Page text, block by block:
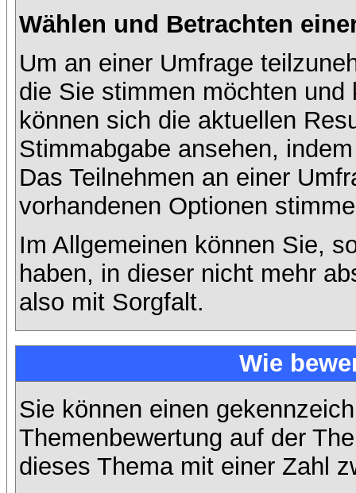
Wählen und Betrachten
Um an einer Umfrage
die Sie stimmen möchten
können sich die aktuellen
Stimmabgabe ansehen,
Das Teilnehmen an einer
vorhandenen Optionen
Im Allgemeinen können Sie,
haben, in dieser nicht mehr
also mit Sorgfalt.
Wie
Sie können einen
Themenbewertung auf der
dieses Thema mit einer Zahl